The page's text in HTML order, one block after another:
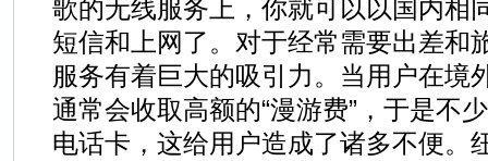
歌的无线服务上，你就可以以国内相
短信和上网了。对于经常需要出差和
服务有着巨大的吸引力。当用户在境
通常会收取高额的“漫游费”，于是不
电话卡，这给用户造成了诸多不便。